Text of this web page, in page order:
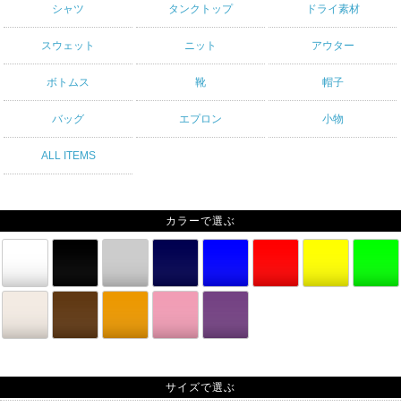
シャツ タンクトップ ドライ素材
スウェット ニット アウター
ボトムス 靴 帽子
バッグ エプロン 小物
ALL ITEMS
カラーで選ぶ
サイズで選ぶ